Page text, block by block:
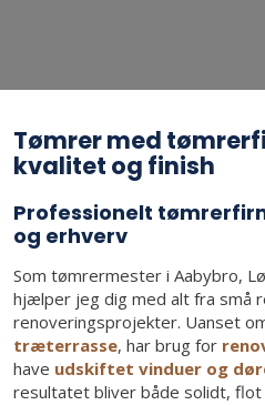
Tømrer med
kvalitet og finish
Professionelt
og erhverv
Som tømrermester i Aabybro,
hjælper jeg dig med alt fra små
renoveringsprojekter. Uanset
træterrasse, har brug for
have udskiftet vinduer og
resultatet bliver både solidt, flot